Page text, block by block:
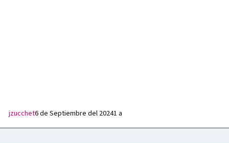
jzucchet6 de Septiembre del 20241 a